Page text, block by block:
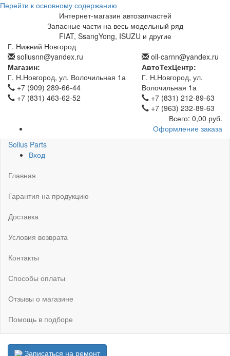
Перейти к основному содержанию
Интернет-магазин автозапчастей
Запасные части на весь модельный ряд
FIAT, SsangYong, ISUZU и другие
Г. Нижний Новгород
sollusnn@yandex.ru
Магазин:
Г. Н.Новгород, ул. Волочильная 1а
+7 (909) 289-66-44
+7 (831) 463-62-52
oil-carnn@yandex.ru
АвтоТехЦентр:
Г. Н.Новгород, ул.
Волочильная 1а
+7 (831) 212-89-63
+7 (963) 232-89-63
Всего: 0,00 руб.
Оформление заказа
Sollus Parts
Вход
Главная
Гарантия на продукцию
Доставка
Условия возврата
Контакты
Способы оплаты
Отзывы о магазине
Помощь в подборе
Записаться на ремонт